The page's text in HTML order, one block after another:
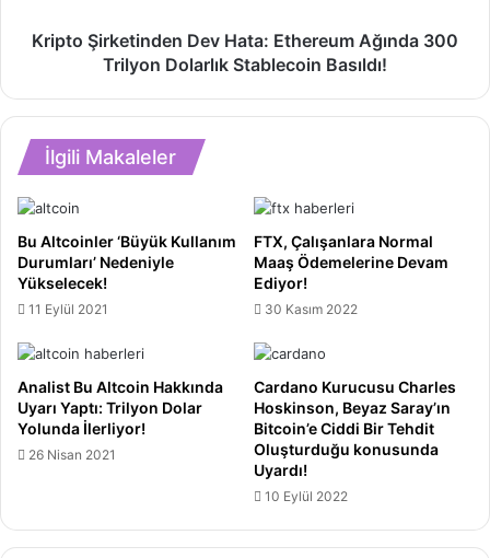
Yönelik
Varsayımlarınızı
Değiştirir”
Şirketinden
Hata:
Ethereum
Ağında
300
Dolarlık
Stablecoin
Basıldı!
Kripto Şirketinden Dev Hata: Ethereum Ağında 300
Trilyon Dolarlık Stablecoin Basıldı!
İlgili Makaleler
Bu Altcoinler ‘Büyük Kullanım
Durumları’ Nedeniyle
Yükselecek!
11 Eylül 2021
FTX, Çalışanlara Normal
Maaş Ödemelerine Devam
Ediyor!
30 Kasım 2022
Analist Bu Altcoin Hakkında
Uyarı Yaptı: Trilyon Dolar
Yolunda İlerliyor!
26 Nisan 2021
Cardano Kurucusu Charles
Hoskinson, Beyaz Saray’ın
Bitcoin’e Ciddi Bir Tehdit
Oluşturduğu konusunda
Uyardı!
10 Eylül 2022